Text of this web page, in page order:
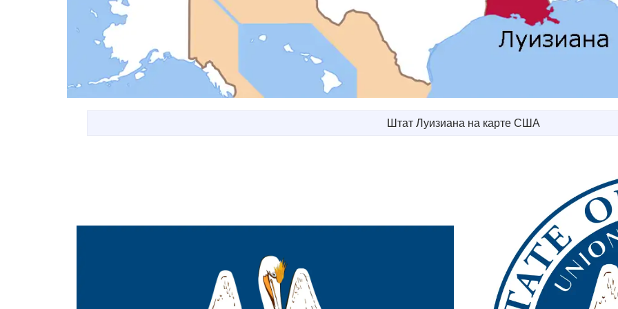
Штат Луизиана на карте США